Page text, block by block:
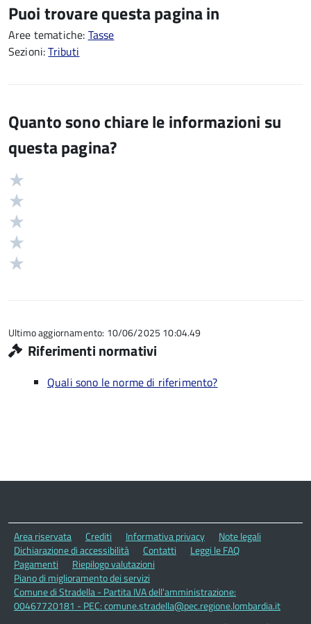
Puoi trovare questa pagina in
Aree tematiche: Tasse
Sezioni:Tributi
Quanto sono chiare le informazioni su
questa pagina?
Valutazione
5
Ultimo aggiornamento: 10/06/2025 10:04.49
Riferimenti normativi
Quali sono le norme di riferimento?
Area riservata Crediti Informativa privacy
Note legali
Dichiarazione di accessibilità
Contatti
Leggi le FAQ
Pagamenti
Riepilogo valutazioni
Piano di miglioramento dei servizi
Comune di Stradella - Partita IVA dell'amministrazione:
00467720181 - PEC: comune.stradella@pec.regione.lombardia.it